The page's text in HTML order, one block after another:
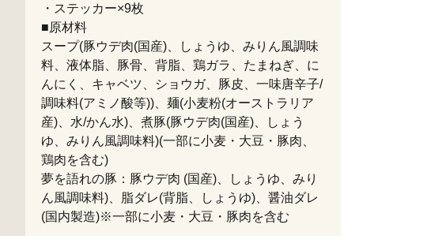
・ステッカー×9枚
■原材料
スープ(豚ウデ肉(国産)、しょうゆ、みりん風調味
料、液体脂、豚骨、背脂、鶏ガラ、たまねぎ、に
んにく、キャベツ、ショウガ、豚皮、一味唐辛子/
調味料(アミノ酸等))、麺(小麦粉(オーストラリア
産)、水/かん水)、煮豚(豚ウデ肉(国産)、しょう
ゆ、みりん風調味料)(一部に小麦・大豆・豚肉、
鶏肉を含む)
夢を語れの豚：豚ウデ肉 (国産)、しょうゆ、みり
ん風調味料)、脂ダレ(背脂、しょうゆ)、醤油ダレ
(国内製造)※一部に小麦・大豆・豚肉を含む